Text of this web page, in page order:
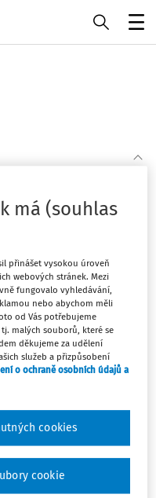
získat
letošním roce možnost
vláda. Novinářům to
vnitra Lubomír Metnar
má (souhlas
přinášet vysokou úroveň
webových stránek. Mezi
fungovalo vyhledávání,
nebo abychom měli
od Vás potřebujeme
malých souborů, které se
děkujeme za udělení
služeb a přizpůsobení
o ochraně osobních údajů a
cookies
cookie